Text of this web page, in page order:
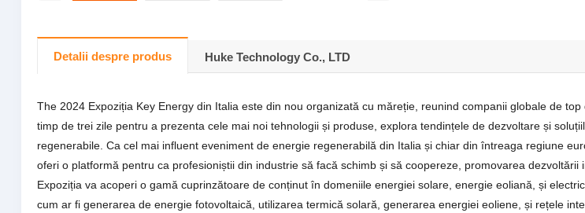
Detalii despre produs Huke Technology Co., LTD
The 2024 Expoziția Key Energy din Italia este din nou organizată cu măreție, reunind companii globale de
timp de trei zile pentru a prezenta cele mai noi tehnologii și produse, explora tendințele de dezvoltare și
regenerabile. Ca cel mai influent eveniment de energie regenerabilă din Italia și chiar din întreaga regiune
oferi o platformă pentru ca profesioniștii din industrie să facă schimb și să coopereze, promovarea dezvoltării
Expoziția va acoperi o gamă cuprinzătoare de conținut în domeniile energiei solare, energie eoliană, și
cum ar fi generarea de energie fotovoltaică, utilizarea termică solară, generarea energiei eoliene, și rețele